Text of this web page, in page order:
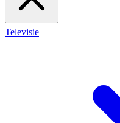
Televisie